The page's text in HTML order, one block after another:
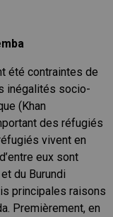
été contraintes de
inégalités socio-
(Khan
des réfugiés
vivent en
eux sont
du Burundi
principales raisons
Premièrement, en